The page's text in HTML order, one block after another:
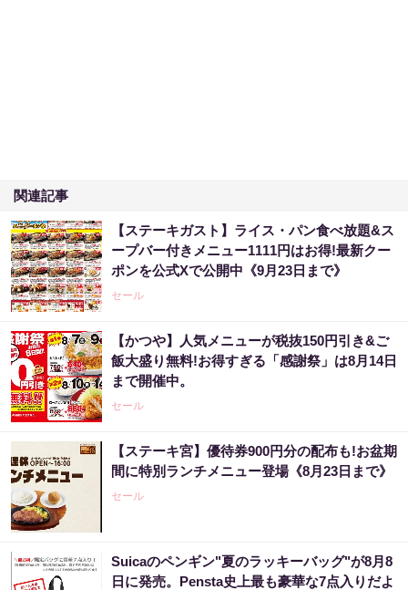
関連記事
【ステーキガスト】ライス・パン食べ放題&ス
ープバー付きメニュー1111円はお得!最新クー
ポンを公式Xで公開中《9月23日まで》
セール
【かつや】人気メニューが税抜150円引き&ご
飯大盛り無料!お得すぎる「感謝祭」は8月14日
まで開催中。
セール
【ステーキ宮】優待券900円分の配布も!お盆期
間に特別ランチメニュー登場《8月23日まで》
セール
Suicaのペンギン"夏のラッキーバッグ"が8月8
日に発売。Pensta史上最も豪華な7点入りだよ